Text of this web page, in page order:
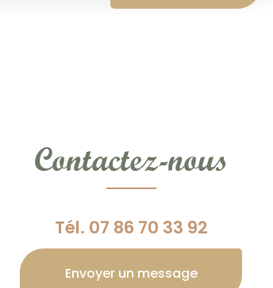
Contactez-nous
Tél. 07 86 70 33 92
Envoyer un message